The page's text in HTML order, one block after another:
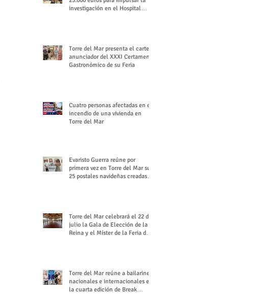
investigación en el Hospital
Torre del Mar presenta el cartel
anunciador del XXXI Certamen
Gastronómico de su Feria
Cuatro personas afectadas en el
incendio de una vivienda en
Torre del Mar
Evaristo Guerra reúne por
primera vez en Torre del Mar sus
25 postales navideñas creadas
Torre del Mar celebrará el 22 de
julio la Gala de Elección de la
Reina y el Míster de la Feria de
Torre del Mar reúne a bailarines
nacionales e internacionales en
la cuarta edición de Break